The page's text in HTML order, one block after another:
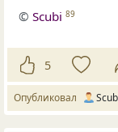
©Scubi 89
5
Опубликовал